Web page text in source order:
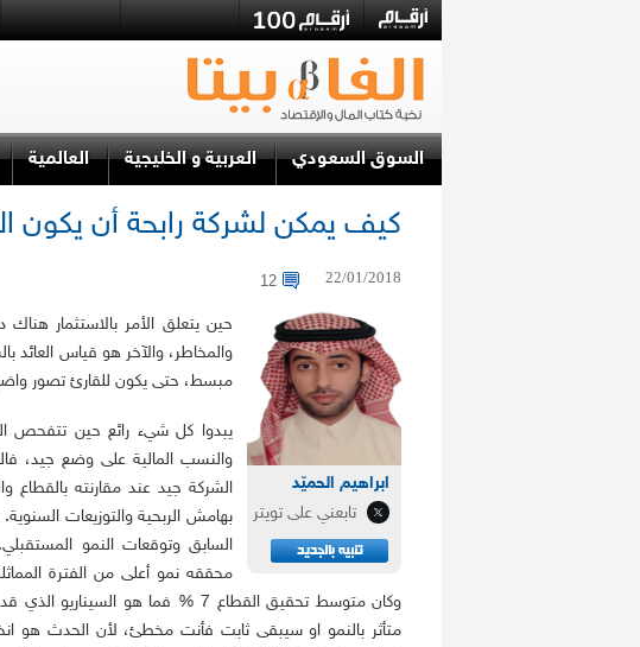
السوق السعودي العربية و الخليجية العالمية
كيف يمكن لشركة رابحة أن يكون
22/01/2018
12
ابراهيم الحميّد
تابعني على تويتر
حين يتعلق الأمر بالاستثمار
والمخاطر، والآخر هو قياس
مبسط، حتى يكون للقارئ تصور
يبدوا كل شيء رائع حين تتفحص
والنسب المالية على وضع جيد،
الشركة جيد عند مقارنته بالقطاع
بهامش الربحية والتوزيعات
السابق وتوقعات النمو
وكان متوسط تحقيق القطاع 7 % فما
متأثر بالنمو او سيبقى ثابت فأنت مخطئ، لأن الحدث